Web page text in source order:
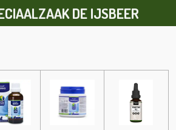
DE IJSBEER